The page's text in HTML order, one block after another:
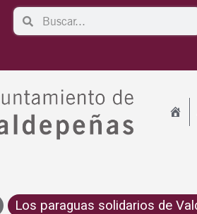
SearchSearch
Los paraguas solidarios de